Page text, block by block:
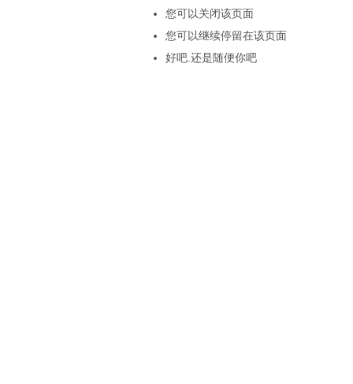
您可以关闭该页面
您可以继续停留在该页面
好吧.还是随便你吧